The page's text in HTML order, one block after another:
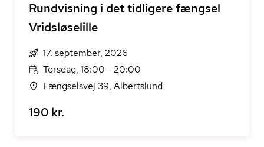
Rundvisning i det tidligere fængsel
Vridsløselille
17. september, 2026
Torsdag, 18:00 - 20:00
Fængselsvej 39, Albertslund
190 kr.